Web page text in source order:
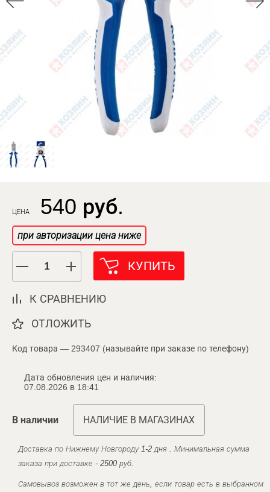
ЦЕНА 540 руб.
при авторизации цена ниже
КУПИТЬ
К СРАВНЕНИЮ
ОТЛОЖИТЬ
Код товара — 293407 (называйте при заказе по телефону)
Дата обновления цен и наличия:
07.08.2026 в 18:41
В наличии НАЛИЧИЕ В МАГАЗИНАХ
Доставка по Нижнему Новгороду 1-2 дня . Минимальная сумма
заказа при доставке - 2500 руб.
Самовывоз возможен в тот же день, если товар есть в выбранном